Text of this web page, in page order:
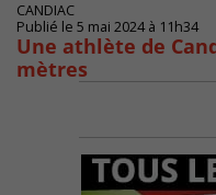
CANDIAC
Publié le 5 mai 2024 à 11h34
Une athlète de
mètres